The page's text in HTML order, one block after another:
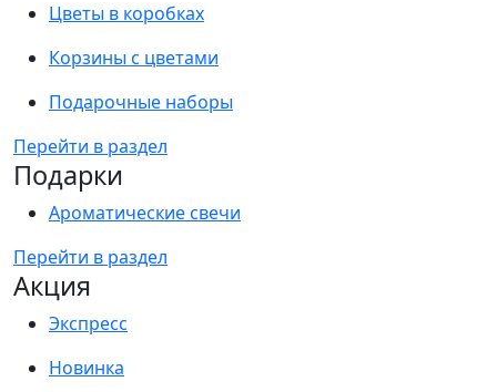
Цветы в коробках
Корзины с цветами
Подарочные наборы
Перейти в раздел
Подарки
Ароматические свечи
Перейти в раздел
Акция
Экспресс
Новинка